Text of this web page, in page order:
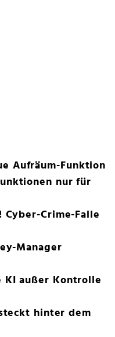
Aufräum-Funktion
nur für
Crime-Falle
Manager
außer Kontrolle
hinter dem